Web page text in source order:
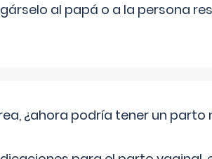
al papá o a la persona
¿ahora podría tener un parto